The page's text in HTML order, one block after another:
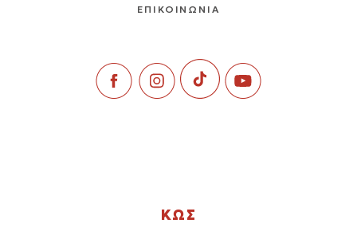
ΕΠΙΚΟΙΝΩΝΙΑ
ΚΩΣ